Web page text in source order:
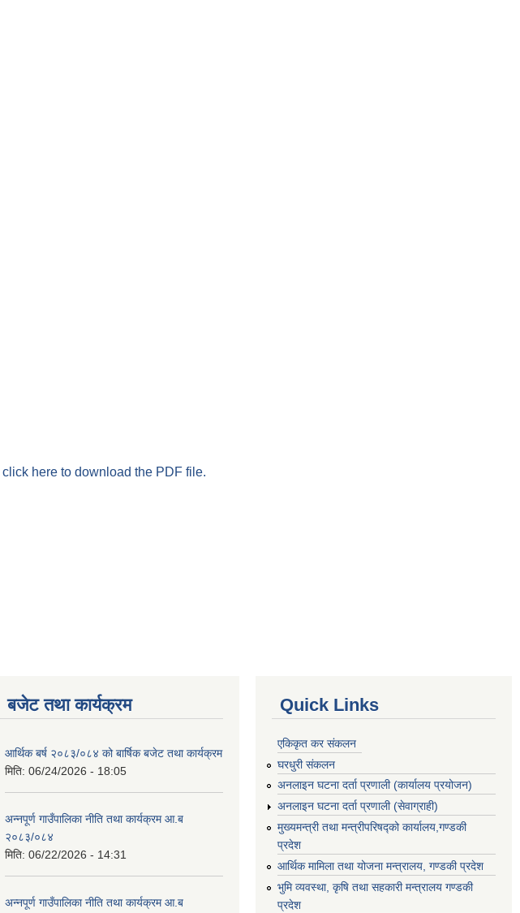
click here to download the PDF file.
बजेट तथा कार्यक्रम
आर्थिक बर्ष २०८३/०८४ को बार्षिक बजेट तथा कार्यक्रम
मिति: 06/24/2026 - 18:05
अन्नपूर्ण गाउँपालिका नीति तथा कार्यक्रम आ.ब
२०८३/०८४
मिति: 06/22/2026 - 14:31
अन्नपूर्ण गाउँपालिका नीति तथा कार्यक्रम आ.ब
Quick Links
एकिकृत कर संकलन
घरधुरी संकलन
अनलाइन घटना दर्ता प्रणाली (कार्यालय प्रयोजन)
अनलाइन घटना दर्ता प्रणाली (सेवाग्राही)
मुख्यमन्त्री तथा मन्त्रीपरिषद्को कार्यालय,गण्डकी
प्रदेश
आर्थिक मामिला तथा योजना मन्त्रालय, गण्डकी प्रदेश
भुमि व्यवस्था, कृषि तथा सहकारी मन्त्रालय गण्डकी
प्रदेश